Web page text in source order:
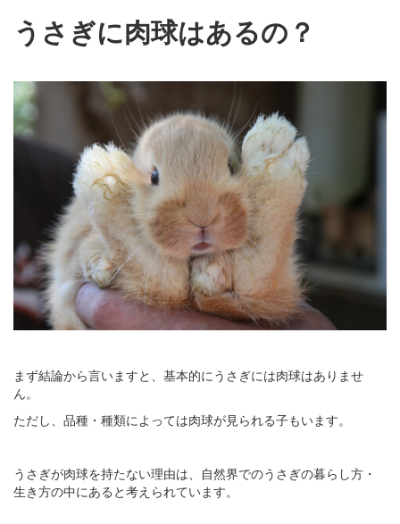
うさぎに肉球はあるの？
まず結論から言いますと、基本的にうさぎには肉球はありませ
ん。
ただし、品種・種類によっては肉球が見られる子もいます。
うさぎが肉球を持たない理由は、自然界でのうさぎの暮らし方・
生き方の中にあると考えられています。